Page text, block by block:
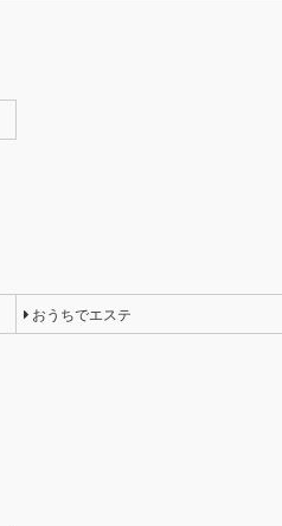
おうちでエステ